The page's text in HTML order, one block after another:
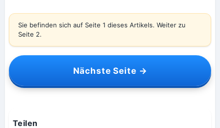
Sie befinden sich auf Seite 1 dieses Artikels. Weiter zu
Seite 2.
Nächste Seite →
Teilen